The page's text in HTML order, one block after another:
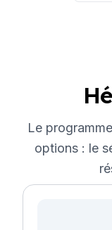
Le
options : le